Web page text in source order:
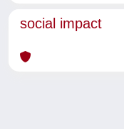
social impact